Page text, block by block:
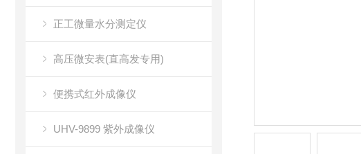
正工微量水分测定仪
高压微安表(直高发专用)
便携式红外成像仪
UHV-9899 紫外成像仪